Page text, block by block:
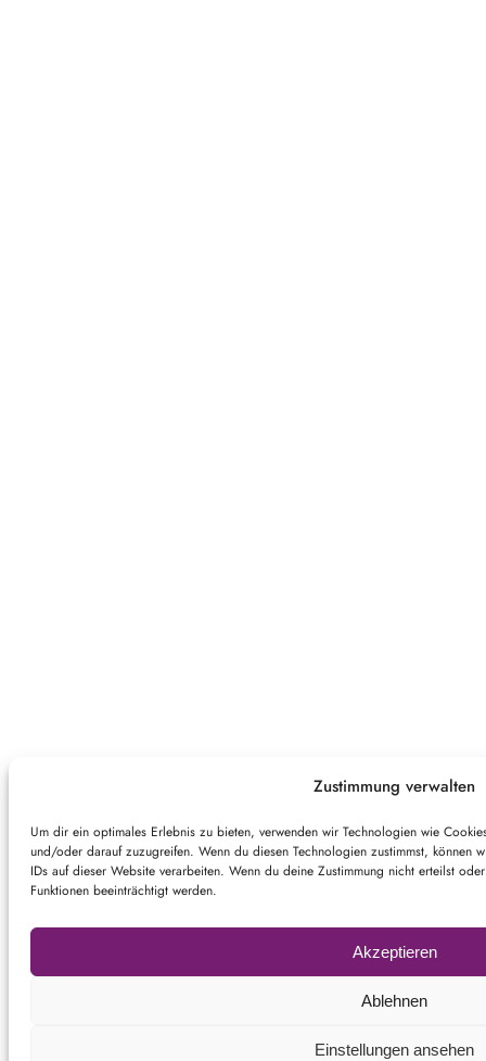
Zustimmung verwalten
Um dir ein optimales Erlebnis zu bieten, verwenden wir Technologien wie
und/oder darauf zuzugreifen. Wenn du diesen Technologien zustimmst, können
IDs auf dieser Website verarbeiten. Wenn du deine Zustimmung nicht erteilst
Funktionen beeinträchtigt werden.
Akzeptieren
Ablehnen
Einstellungen ansehen